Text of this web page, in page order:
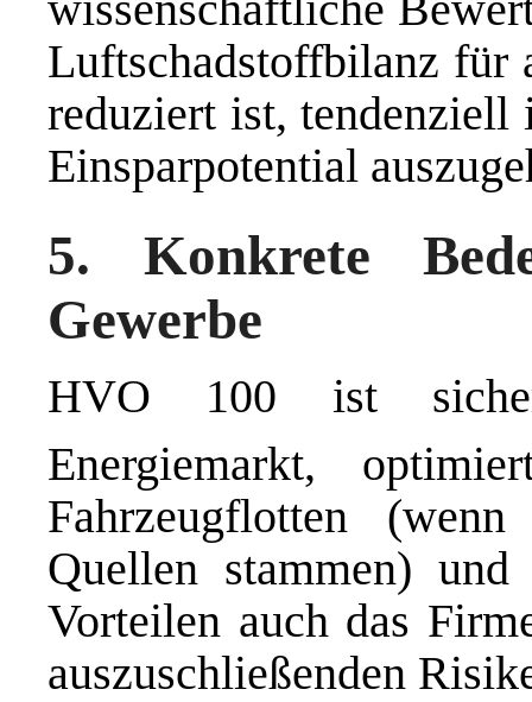
Luftschadstoffbilanz für
reduziert ist, tendenziell
Einsparpotential
5. Konkrete
Gewerbe
HVO 100 ist
Energiemarkt,
Fahrzeugflotten
Quellen stammen)
Vorteilen auch das
auszuschließenden